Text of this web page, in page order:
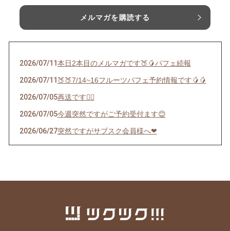
メルマガを購読する
2026/07/11本日2本目のメルマガです🍑🥭パフェ続報
2026/07/11 🍑🍑7/14~16フルーツパフェ予約情報です🥭🥭
2026/07/05再送です🙇‍♀️
2026/07/05今週突然ですがご予約受付ます😊
2026/06/27突然ですがサブスク会員様へ❤︎
2026/06/22インスタストーリーズにあげたパフェの件🍊
ます🍎
6/16算命学鑑定をご予約のお客様へ